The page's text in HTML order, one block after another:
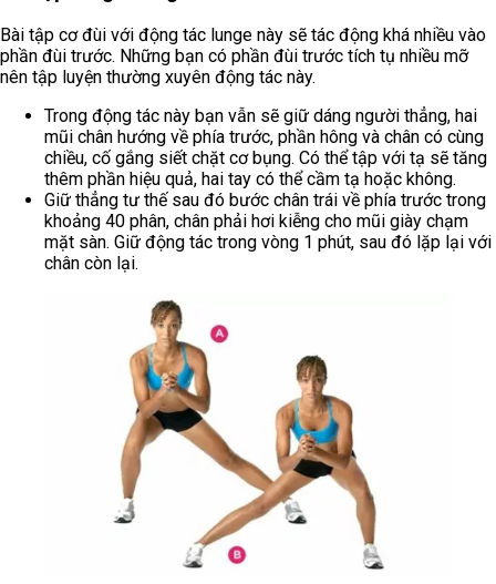
Bài tập cơ đùi với động tác lunge này sẽ tác động khá nhiều vào
phần đùi trước. Những bạn có phần đùi trước tích tụ nhiều mỡ
nên tập luyện thường xuyên động tác này.
Trong động tác này bạn vẫn sẽ giữ dáng người thẳng, hai
mũi chân hướng về phía trước, phần hông và chân có cùng
chiều, cố gắng siết chặt cơ bụng. Có thể tập với tạ sẽ tăng
thêm phần hiệu quả, hai tay có thể cầm tạ hoặc không.
Giữ thẳng tư thế sau đó bước chân trái về phía trước trong
khoảng 40 phân, chân phải hơi kiễng cho mũi giày chạm
mặt sàn. Giữ động tác trong vòng 1 phút, sau đó lặp lại với
chân còn lại.